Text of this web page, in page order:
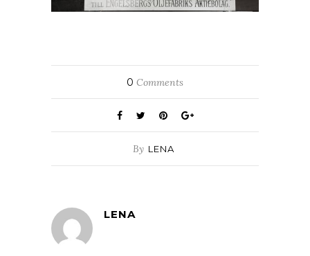
0 Comments
By LENA
LENA